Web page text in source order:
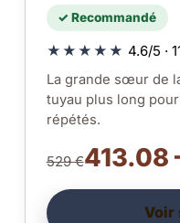
✓ Recommandé
★★★★★ 4.6/5 ·
La grande sœur de
tuyau plus long
répétés.
529 €413.08
Voir